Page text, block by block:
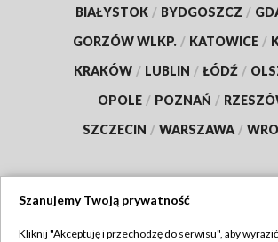
BIAŁYSTOK / BYDGOSZCZ /
GORZÓW WLKP. / KATOWICE /
KRAKÓW / LUBLIN / ŁÓDŹ /
OPOLE / POZNAŃ /
SZCZECIN / WARSZAWA /
Szanujemy Twoją prywatność
Kliknij "Akceptuję i przechodzę do serwisu", aby